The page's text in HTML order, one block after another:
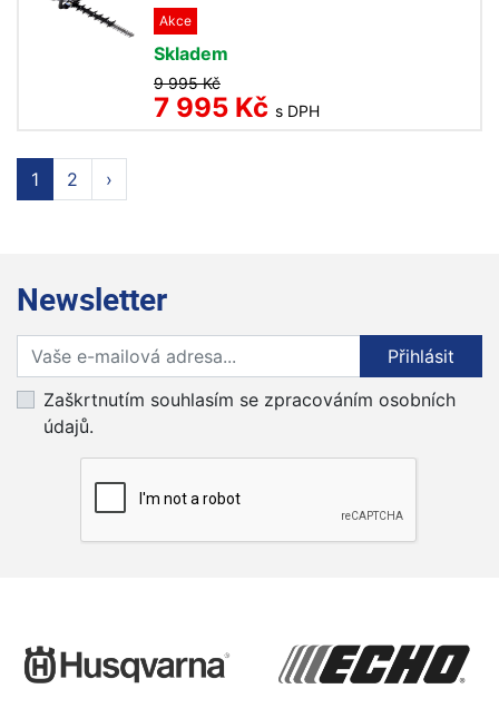
Akce
Skladem
9 995 Kč
7 995 Kč s DPH
1 2 ›
Newsletter
Přihlaste se k odběru novinek
Přihlásit
Zaškrtnutím souhlasím se zpracováním osobních
údajů.